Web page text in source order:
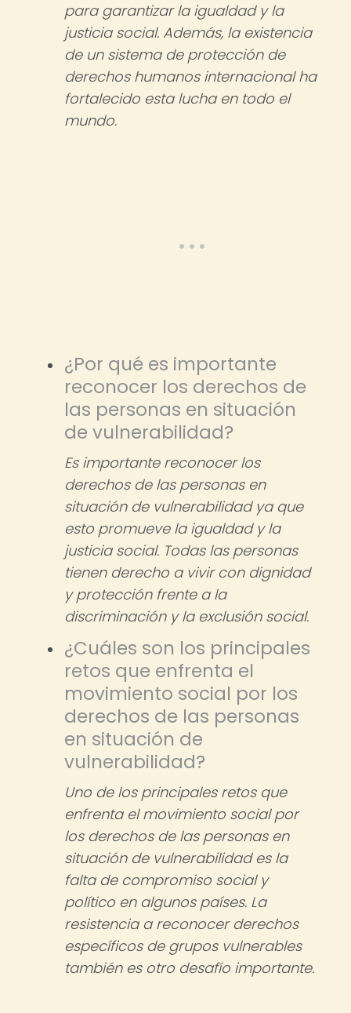
para garantizar la igualdad y la
justicia social. Además, la existencia
de un sistema de protección de
derechos humanos internacional ha
fortalecido esta lucha en todo el
mundo.
¿Por qué es importante
reconocer los derechos de
las personas en situación
de vulnerabilidad?
Es importante reconocer los
derechos de las personas en
situación de vulnerabilidad ya que
esto promueve la igualdad y la
justicia social. Todas las personas
tienen derecho a vivir con dignidad
y protección frente a la
discriminación y la exclusión social.
¿Cuáles son los principales
retos que enfrenta el
movimiento social por los
derechos de las personas
en situación de
vulnerabilidad?
Uno de los principales retos que
enfrenta el movimiento social por
los derechos de las personas en
situación de vulnerabilidad es la
falta de compromiso social y
político en algunos países. La
resistencia a reconocer derechos
específicos de grupos vulnerables
también es otro desafío importante.